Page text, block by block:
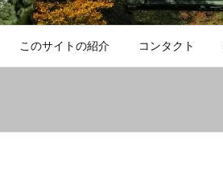
このサイトの紹介 コンタクト